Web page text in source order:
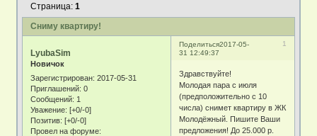
Сниму квартиру!
Страница:1
Поделиться 1
2017-05-
31 12:49:37
LyubaSim
Новичок
Зарегистрирован: 2017-05-31
Приглашений: 0
Сообщений: 1
Уважение: [+0/-0]
Позитив: [+0/-0]
Провел на форуме:
Здравствуйте!
Молодая пара с июля
(предположительно с 10
числа) снимет квартиру в ЖК
Молодёжный. Пишите Ваши
предложения! До 25.000 р.